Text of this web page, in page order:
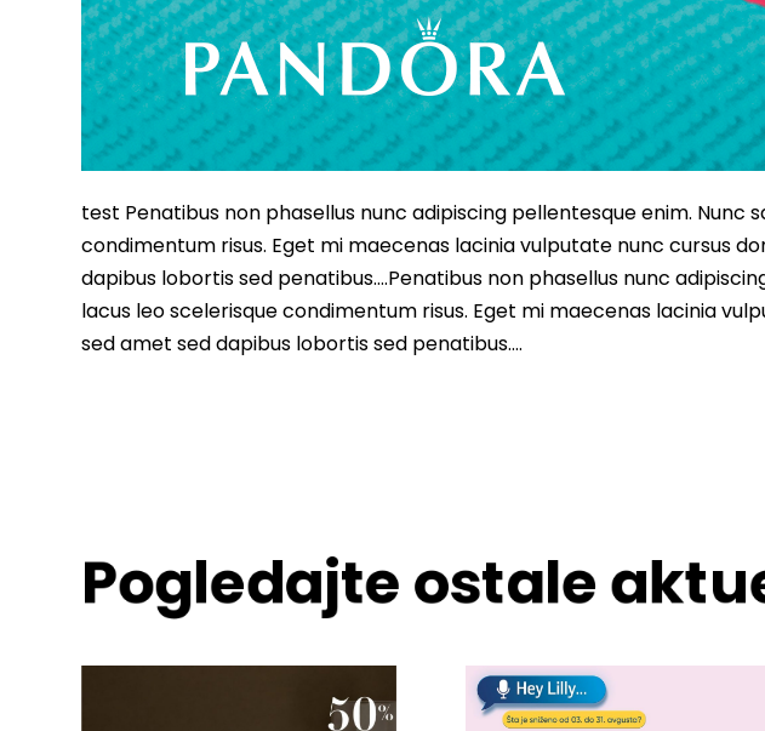
test Penatibus non phasellus nunc adipiscing pellentesque enim. Nunc
condimentum risus. Eget mi maecenas lacinia vulputate nunc cursus
dapibus lobortis sed penatibus….Penatibus non phasellus nunc
lacus leo scelerisque condimentum risus. Eget mi maecenas lacinia
sed amet sed dapibus lobortis sed penatibus….
Pogledajte ostale